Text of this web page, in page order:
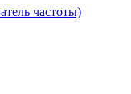
частоты)